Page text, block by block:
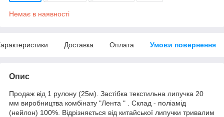
Немає в наявності
Доставка Оплата Умови повернення
Опис
Продаж від 1 рулону (25м). Застібка текстильна липучка 20
мм виробництва комбінату "Лента " . Склад - поліамід
(нейлон) 100%. Відрізняється від китайської липучки тривалим